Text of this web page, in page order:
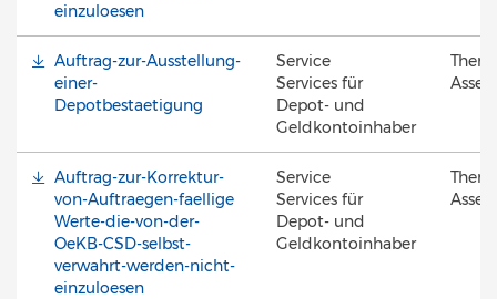
einzuloesen
Auftrag-zur-Ausstellung-
einer-
Depotbestaetigung
Service
Services für
Depot- und
Geldkontoinhaber
Asset
Auftrag-zur-Korrektur-
von-Auftraegen-faellige
Werte-die-von-der-
OeKB-CSD-selbst-
verwahrt-werden-nicht-
einzuloesen
Service
Services für
Depot- und
Geldkontoinhaber
Asset